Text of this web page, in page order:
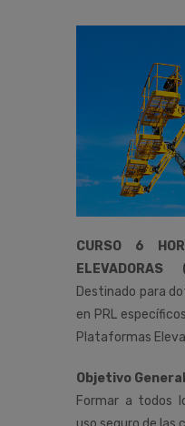
CURSO 6
ELEVADORAS
Destinado para
en PRL
Plataformas
Objetivo
Formar a todos